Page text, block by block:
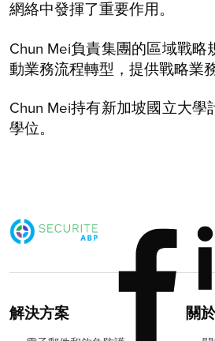
網絡中發揮了重要作用。
Chun Mei負責集團的區域戰略
動業務流程轉型，提供戰略業
Chun Mei持有新加坡國立大學
學位。
解決方案 關